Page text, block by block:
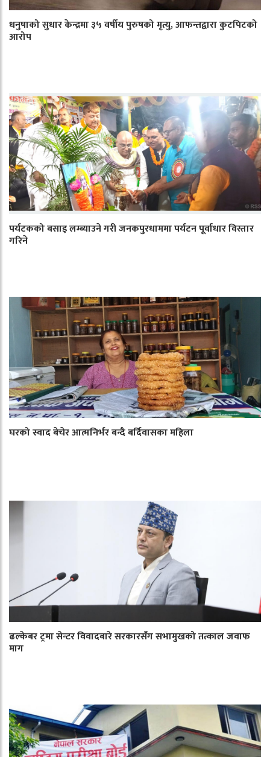
धनुषाको सुधार केन्द्रमा ३५ वर्षीय पुरुषको मृत्यु, आफन्तद्वारा कुटपिटको
आरोप
पर्यटकको बसाइ लम्ब्याउने गरी जनकपुरधाममा पर्यटन पूर्वाधार विस्तार
गरिने
घरको स्वाद बेचेर आत्मनिर्भर बन्दै बर्दिवासका महिला
ढल्केबर ट्रमा सेन्टर विवादबारे सरकारसँग सभामुखको तत्काल जवाफ
माग